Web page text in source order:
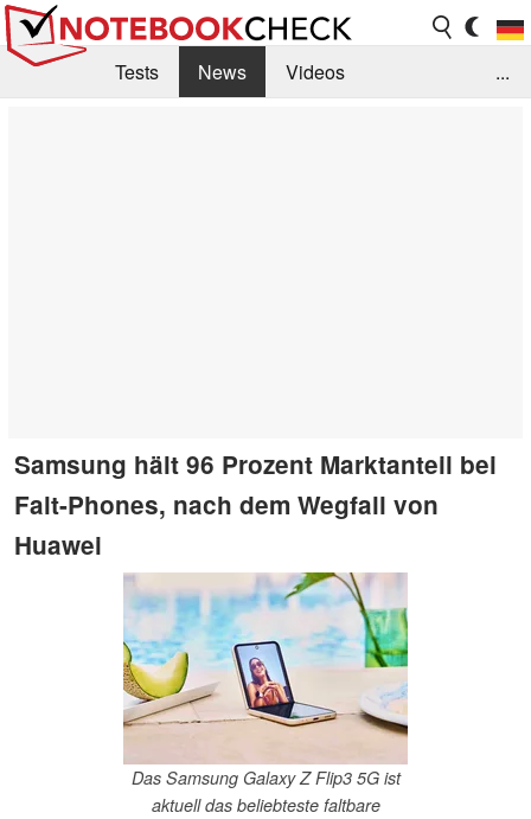
Tests News
Videos
...
Samsung hält 96 Prozent Marktanteil bei
Falt-Phones, nach dem Wegfall von
Huawei
Das Samsung Galaxy Z Flip3 5G ist
aktuell das beliebteste faltbare